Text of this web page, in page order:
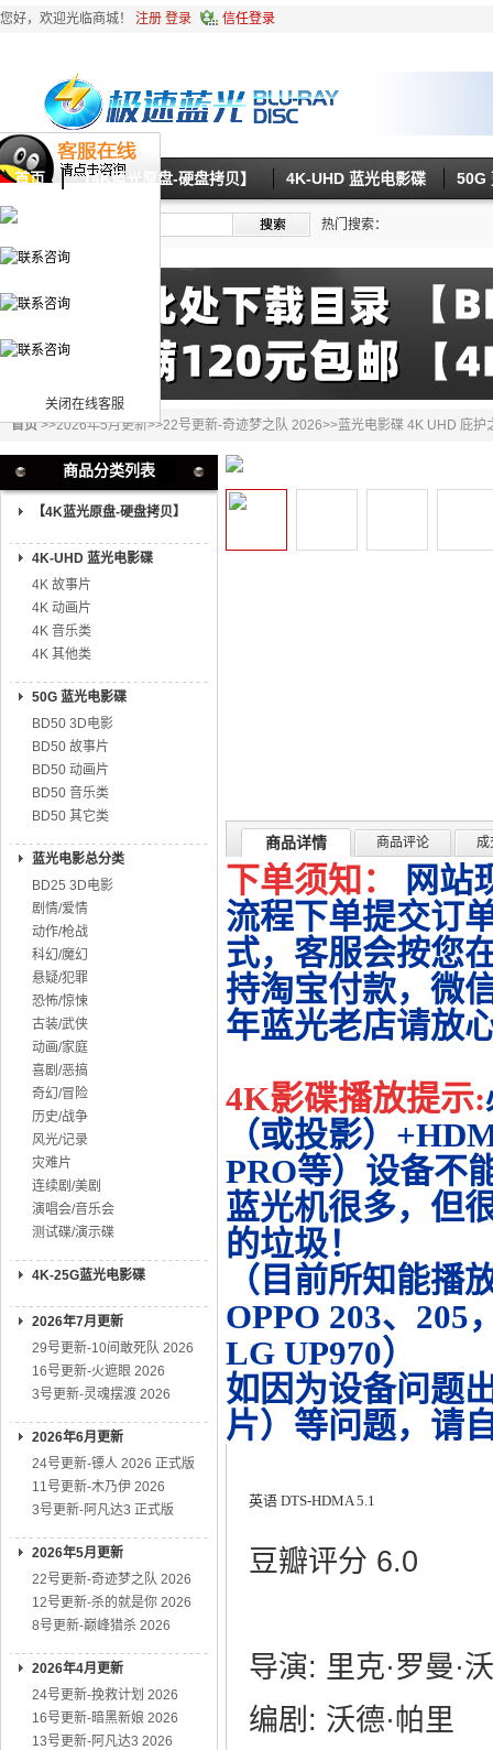
关闭在线客服
您好，欢迎光临商城！ 注册 登录 信任登录
首页 【4K蓝光原盘-硬盘拷贝】 4K-UHD 蓝光电影碟 50G
热门搜索：
首页>>2026年5月更新>>22号更新-奇迹梦之队 2026>>蓝光电影碟 4K UHD 庇护
商品分类列表
【4K蓝光原盘-硬盘拷贝】
4K-UHD 蓝光电影碟
4K 故事片
4K 动画片
4K 音乐类
4K 其他类
50G 蓝光电影碟
BD50 3D电影
BD50 故事片
BD50 动画片
BD50 音乐类
BD50 其它类
蓝光电影总分类
BD25 3D电影
剧情/爱情
动作/枪战
科幻/魔幻
悬疑/犯罪
恐怖/惊悚
古装/武侠
动画/家庭
喜剧/恶搞
奇幻/冒险
历史/战争
风光/记录
灾难片
连续剧/美剧
演唱会/音乐会
测试碟/演示碟
4K-25G蓝光电影碟
2026年7月更新
29号更新-10间敢死队 2026
16号更新-火遮眼 2026
3号更新-灵魂摆渡 2026
2026年6月更新
24号更新-镖人 2026 正式版
11号更新-木乃伊 2026
3号更新-阿凡达3 正式版
2026年5月更新
22号更新-奇迹梦之队 2026
12号更新-杀的就是你 2026
8号更新-巅峰猎杀 2026
2026年4月更新
24号更新-挽救计划 2026
16号更新-暗黑新娘 2026
13号更新-阿凡达3 2026
商品详情 商品评论 成
下单须知：
网站
流程下单提交订
式，客服会按您
持淘宝付款，微
年蓝光老店请放
4K影碟播放提示:
（或投影）
PRO等）设备不
蓝光机很多，但
的垃圾！
（目前所知能播
OPPO 203、205
LG UP970）
如因为设备问题
片）等问题，请
英语 DTS-HDMA 5.1
豆瓣评分 6.0
导演: 里克·罗曼·
编剧: 沃德·帕里